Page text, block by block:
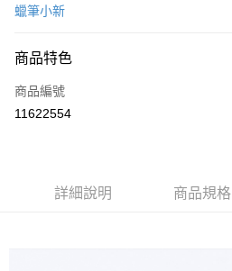
LINE Pay
Apple Pay
ATM付款
蠟筆小新
商品特色
商品編號
11622554
詳細說明 商品規格